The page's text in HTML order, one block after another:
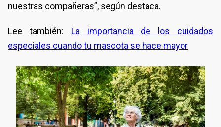
nuestras compañeras”, según destaca.
Lee también: La importancia de los cuidados
especiales cuando tu mascota se hace mayor